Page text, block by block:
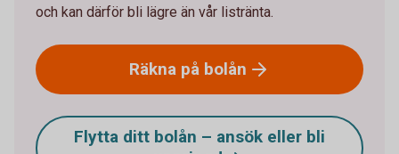
och kan därför bli lägre än vår listränta.
Räkna på bolån
Flytta ditt bolån – ansök eller bli